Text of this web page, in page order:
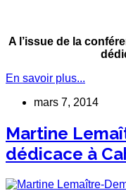
A l’issue de la
En savoir plus...
mars 7, 2014
Martine
dédicace à